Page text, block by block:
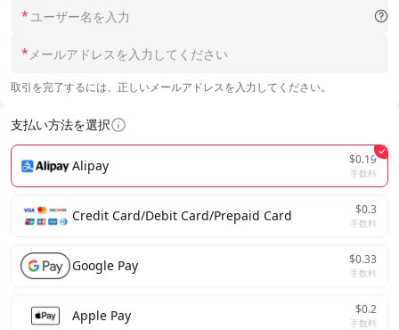
*
*
取引を完了するには、正しいメールアドレスを入力してください。
支払い方法を選択
Alipay $0.19
手数料
Credit Card/Debit Card/Prepaid Card $0.3
手数料
Google Pay $0.33
手数料
Apple Pay $0.2
手数料